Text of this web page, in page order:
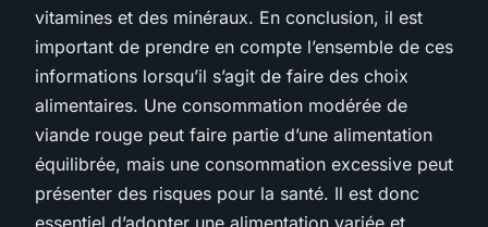
vitamines et des minéraux. En conclusion, il est
important de prendre en compte l’ensemble de ces
informations lorsqu’il s’agit de faire des choix
alimentaires. Une consommation modérée de
viande rouge peut faire partie d’une alimentation
équilibrée, mais une consommation excessive peut
présenter des risques pour la santé. Il est donc
essentiel d’adopter une alimentation variée et